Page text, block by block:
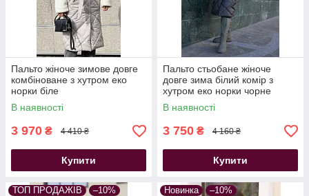
пальто зимове жіноче довге двобортне з розкішним
англійським коміром
зимове пальто жіноче з капюшоном
Пальто жіноче зимове довге
комбіноване з хутром еко
норки біле
В наявності
3 970 ₴ 4 410 ₴
Купити
Пальто стьобане жіноче
довге зима білий комір з
хутром еко норки чорне
В наявності
3 750 ₴ 4 160 ₴
Купити
ТОП ПРОДАЖІВ –10% Новинка –10%